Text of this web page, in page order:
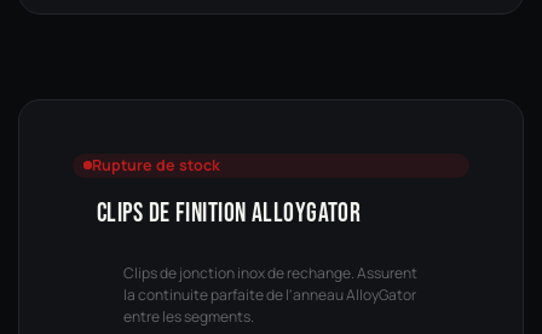
Rupture de stock
CLIPS DE FINITION ALLOYGATOR
Clips de jonction inox de rechange. Assurent
la continuite parfaite de l'anneau AlloyGator
entre les segments.